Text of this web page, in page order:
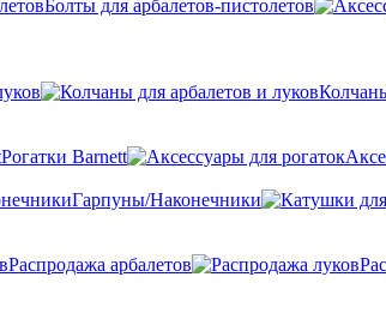
Болты для арбалетов-пистолетов
Рогатки Barnett
Гарпуны/Наконечники
Распродажа арбалетов